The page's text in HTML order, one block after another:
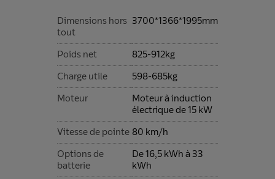
Dimensions hors
tout
3700*1366*1995mm
Poids net
825-912kg
Charge utile
598-685kg
Moteur
Moteur à induction
électrique de 15 kW
Vitesse de pointe 80 km/h
Options de
batterie
De 16,5 kWh à 33
kWh